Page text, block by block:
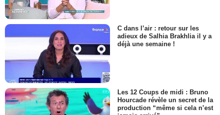
C dans l’air : retour sur les
adieux de Salhia Brakhlia il y a
déjà une semaine !
Les 12 Coups de midi : Bruno
Hourcade révèle un secret de la
production “même si cela n’est